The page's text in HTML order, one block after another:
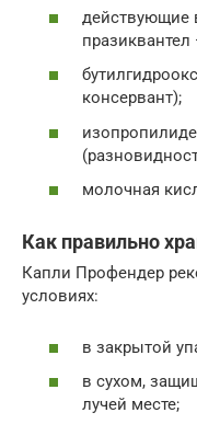
действующие
празиквантел
консервант);
молочная
Как правильно
Капли Профендер
условиях:
в закрытой
в сухом,
лучей месте;